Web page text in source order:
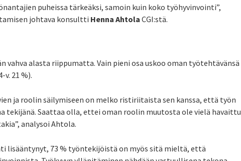
puheissa tärkeäksi, samoin kuin koko työhyvinvointi”,
johtava konsultti Henna Ahtola CGI:stä.
alasta riippumatta. Vain pieni osa uskoo oman työtehtävänsä
v. 21 %).
ja roolin säilymiseen on melko ristiriitaista sen kanssa, että työn
tekijänä. Saattaa olla, ettei oman roolin muutosta ole vielä havaittu
analysoi Ahtola.
lisääntynyt, 73 % työntekijöistä on myös sitä mieltä, että